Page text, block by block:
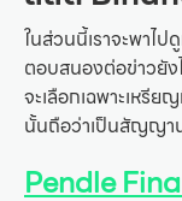
ในส่วนนี้เราจะพาไ
ตอบสนองต่อข่าวยัง
จะเลือกเฉพาะเหรี
นั้นถือว่าเป็นสัญญา
Pendle